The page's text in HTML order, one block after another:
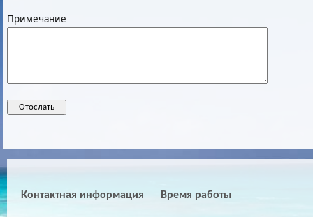
Примечание
Контактная информация Время работы